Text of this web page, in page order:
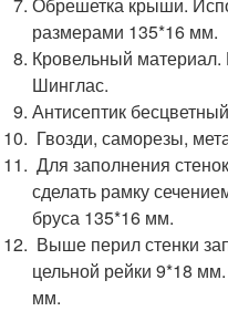
Обрешетка крыши.
размерами 135*16 мм.
Кровельный материал.
Шинглас.
Антисептик
Гвозди, саморезы,
Для заполнения
сделать рамку
бруса 135*16 мм.
Выше перил стенки
цельной рейки 9*18
мм.